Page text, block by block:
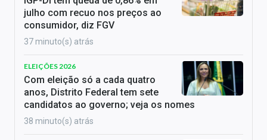
julho com recuo nos preços ao
consumidor, diz FGV
37 minuto(s) atrás
ELEIÇÕES 2026
Com eleição só a cada quatro
anos, Distrito Federal tem sete
candidatos ao governo; veja os nomes
38 minuto(s) atrás